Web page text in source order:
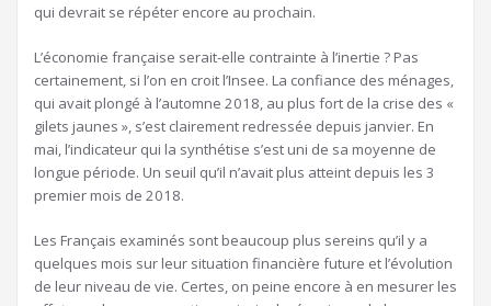
qui devrait se répéter encore au prochain.
L’économie française serait-elle contrainte à l’inertie ? Pas
certainement, si l’on en croit l’Insee. La confiance des ménages,
qui avait plongé à l’automne 2018, au plus fort de la crise des «
gilets jaunes », s’est clairement redressée depuis janvier. En
mai, l’indicateur qui la synthétise s’est uni de sa moyenne de
longue période. Un seuil qu’il n’avait plus atteint depuis les 3
premier mois de 2018.
Les Français examinés sont beaucoup plus sereins qu’il y a
quelques mois sur leur situation financière future et l’évolution
de leur niveau de vie. Certes, on peine encore à en mesurer les